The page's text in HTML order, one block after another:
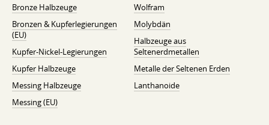
Bronze Halbzeuge
Bronzen & Kupferlegierungen
(EU)
Kupfer-Nickel-Legierungen
Kupfer Halbzeuge
Messing Halbzeuge
Messing (EU)
Wolfram
Molybdän
Halbzeuge aus
Seltenerdmetallen
Metalle der Seltenen Erden
Lanthanoide